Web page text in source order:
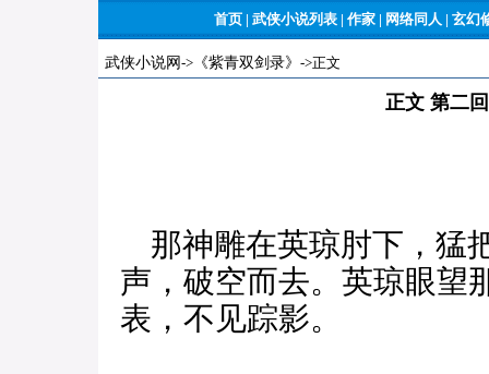
首页 | 武侠小说列表 | 作家 | 网络同人 | 玄幻
武侠小说网 -> 《紫青双剑录》 ->正文
正文 第二
那神雕在英琼肘下，猛
声，破空而去。英琼眼望
表，不见踪影。